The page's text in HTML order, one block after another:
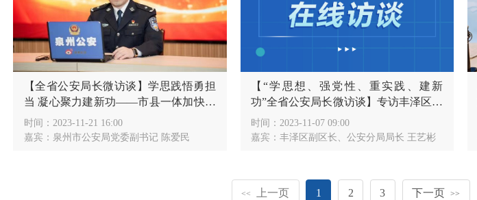
【全省公安局长微访谈】学思践悟勇担
当 凝心聚力建新功——市县一体加快推
进泉州公安工作现代化
时间： 2023-11-21 16:00
嘉宾： 泉州市公安局党委副书记 陈爱民
【“学思想、强党性、重实践、建新
功”全省公安局长微访谈】专访丰泽区副
区长、公安分局局长王艺彬
时间： 2023-11-07 09:00
嘉宾：丰泽区副区长、公安分局局长 王艺彬
<< 上一页 1 2 3 下一页 >>